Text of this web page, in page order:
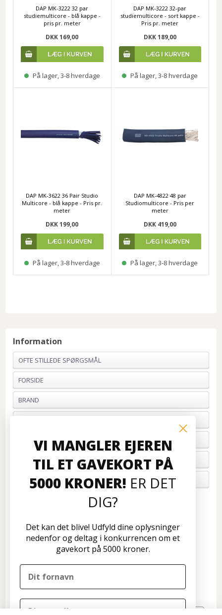
DAP MK-3222 32 par
studiemulticore - blå kappe -
pris pr. meter
DKK 169,00
På lager, 3-8 hverdage
DAP MK-3222 32-par
studiemulticore - sort kappe -
Pris pr. meter
DKK 189,00
På lager, 3-8 hverdage
DAP MK-3622 36 Pair Studio
Multicore - blå kappe - Pris pr.
meter
DKK 199,00
På lager, 3-8 hverdage
DAP MK-4822 48 par
Studiomulticore - Pris per
meter
DKK 419,00
På lager, 3-8 hverdage
Information
OFTE STILLEDE SPØRGSMÅL
FORSIDE
BRAND
BETALING
FORTRYD ORDRE
OM OS
Formervangen 17
2600 Glostrup
Nyhedsbrev
VI MANGLER EJEREN
TIL ET GAVEKORT PÅ
5000 KRONER! ER DET
DIG?
Det kan det blive! Udfyld dine oplysninger
nedenfor og deltag i konkurrencen om et
gavekort på 5000 kroner.